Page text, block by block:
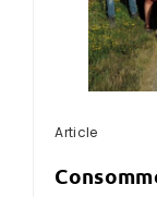
Article